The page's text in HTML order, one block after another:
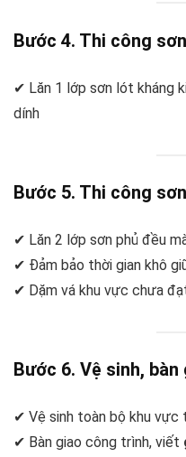
Bước 4. Thi công
✔ Lăn 1 lớp sơn lót kháng
dính
Bước 5. Thi công
✔ Lăn 2 lớp sơn phủ đều
✔ Đảm bảo thời gian khô
✔ Dặm vá khu vực chưa
Bước 6. Vệ sinh,
✔ Vệ sinh toàn bộ khu vực
✔ Bàn giao công trình, viết